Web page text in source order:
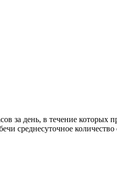
за день, в течение
среднесуточное